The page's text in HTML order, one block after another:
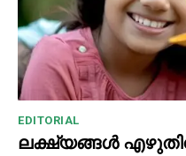
EDITORIAL
ലക്ഷ്യങ്ങൾ